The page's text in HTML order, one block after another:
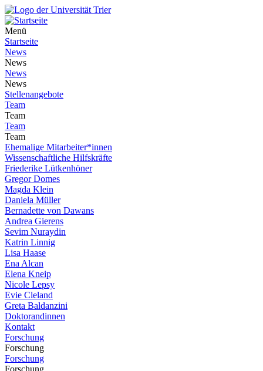
Menü
Startseite
News
News
News
News
Stellenangebote
Team
Team
Team
Team
Ehemalige Mitarbeiter*innen
Wissenschaftliche Hilfskräfte
Friederike Lütkenhöner
Gregor Domes
Magda Klein
Daniela Müller
Bernadette von Dawans
Andrea Gierens
Sevim Nuraydin
Katrin Linnig
Lisa Haase
Ena Alcan
Elena Kneip
Nicole Lepsy
Evie Cleland
Greta Baldanzini
Doktorandinnen
Kontakt
Forschung
Forschung
Forschung
Forschung